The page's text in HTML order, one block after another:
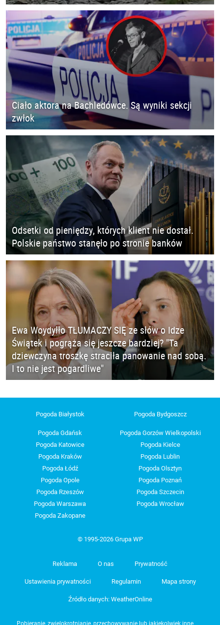
Ciało aktora na Bachledówce. Są wyniki sekcji
zwłok
Odsetki od pieniędzy, których klient nie dostał.
Polskie państwo stanęło po stronie banków
Ewa Woydyłło TŁUMACZY SIĘ ze słów o Idze
Świątek i pogrąża się jeszcze bardziej? "Ta
dziewczyna troszkę straciła panowanie nad sobą.
I to nie jest pogardliwe"
Pogoda Białystok Pogoda Bydgoszcz
Pogoda Gdańsk
Pogoda Gorzów Wielkopolski
Pogoda Katowice
Pogoda Kielce
Pogoda Kraków
Pogoda Lublin
Pogoda Łódź
Pogoda Olsztyn
Pogoda Opole
Pogoda Poznań
Pogoda Rzeszów
Pogoda Szczecin
Pogoda Warszawa
Pogoda Wrocław
Pogoda Zakopane
© 1995-2026 Grupa WP
Reklama O nas Prywatność
Ustawienia prywatności Regulamin Mapa strony
Źródło danych: WeatherOnline
Pobieranie, zwielokrotnianie, przechowywanie lub jakiekolwiek inne